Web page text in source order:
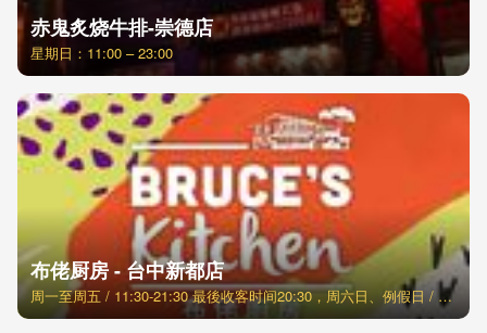
赤鬼炙烧牛排-崇德店
星期日：11:00 – 23:00
布佬厨房 - 台中新都店
周一至周五 / 11:30-21:30 最後收客时间20:30，周六日、例假日 / 11:00-21:30 最後收客时间20:30